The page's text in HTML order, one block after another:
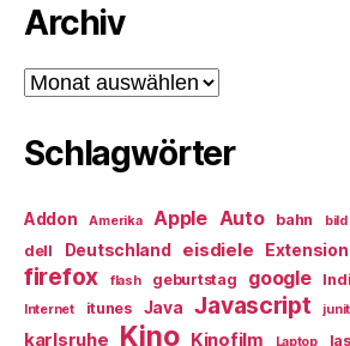
Archiv
Archiv
Schlagwörter
Addon Amerika Apple Auto bahn bild
dell Deutschland eisdiele Extension
firefox flash geburtstag google
Internet itunes Java Javascript junit
karlsruhe Kino Kinofilm Laptop